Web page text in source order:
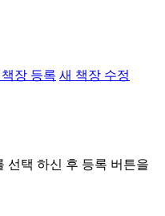
장 등록 새 책장 수정
선택 하신 후 등록 버튼을